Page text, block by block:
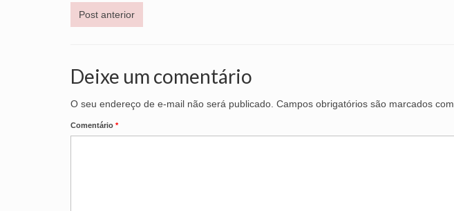
Post anterior
Deixe um comentário
O seu endereço de e-mail não será publicado. Campos obrigatórios são marcados com
Comentário *